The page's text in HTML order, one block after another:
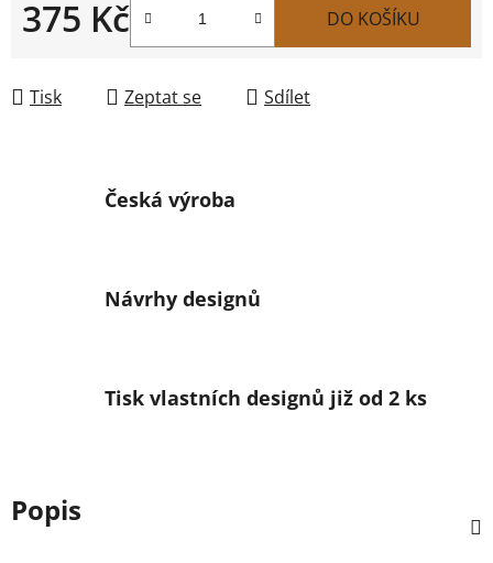
375 Kč DO KOŠÍKU
Tisk Zeptat se Sdílet
Česká výroba
Návrhy designů
Tisk vlastních designů již od 2 ks
Popis